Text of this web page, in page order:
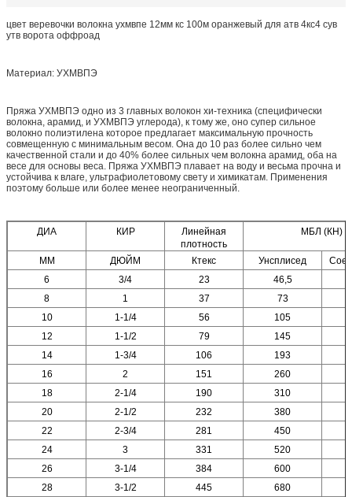
цвет веревочки волокна ухмвпе 12мм кс 100м оранжевый для атв 4кс4 сув
утв ворота оффроад
Материал: УХМВПЭ
Пряжа УХМВПЭ одно из 3 главных волокон хи-техника (специфически
волокна, арамид, и УХМВПЭ углерода), к тому же, оно супер сильное
волокно полиэтилена которое предлагает максимальную прочность
совмещенную с минимальным весом. Она до 10 раз более сильно чем
качественной стали и до 40% более сильных чем волокна арамид, оба на
весе для основы веса. Пряжа УХМВПЭ плавает на воду и весьма прочна и
устойчива к влаге, ультрафиолетовому свету и химикатам. Применения
поэтому больше или более менее неограниченный.
ДИА КИР
Линейная
плотность
МБЛ (КН)
ММ ДЮЙМ Ктекс Унсплисед
6
3/4 23
46,5
8
1 37
73
10
1-1/4 56
105
12
1-1/2 79
145
14
1-3/4 106
193
16
2 151
260
18
2-1/4 190
310
20
2-1/2 232
380
22
2-3/4 281
450
24
3 331
520
26
3-1/4 384
600
28
3-1/2 445
680